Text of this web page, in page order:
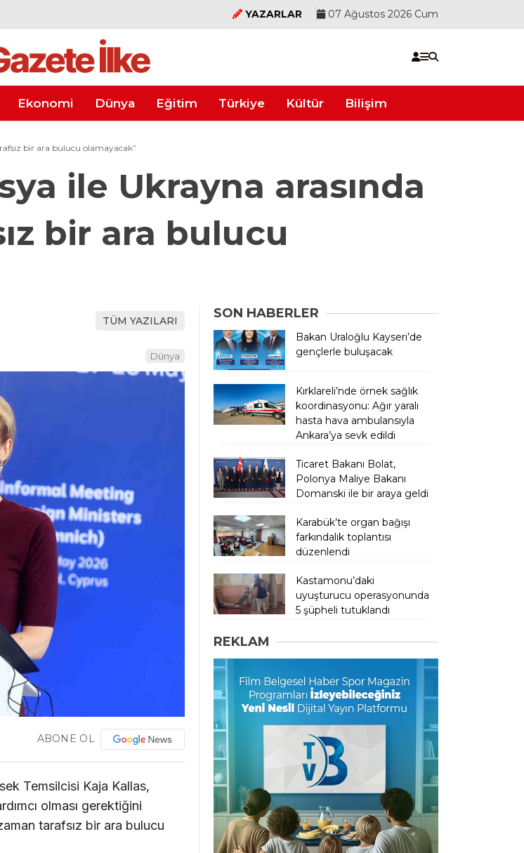
YAZARLAR 07 Ağustos 2026 Cum
Ekonomi Dünya Eğitim Türkiye Kültür Bilişim
bir ara bulucu olamayacak”
ile Ukrayna arasında
bir ara bulucu
TÜM YAZILARI
Dünya
ABONE OL
Temsilcisi Kaja Kallas,
olması gerektiğini
tarafsız bir ara bulucu
SON HABERLER
Bakan Uraloğlu Kayseri’de
gençlerle buluşacak
Kırklareli’nde örnek sağlık
koordinasyonu: Ağır yaralı
hasta hava ambulansıyla
Ankara’ya sevk edildi
Ticaret Bakanı Bolat,
Polonya Maliye Bakanı
Domanski ile bir araya geldi
Karabük’te organ bağışı
farkındalık toplantısı
düzenlendi
Kastamonu’daki
uyuşturucu operasyonunda
5 şüpheli tutuklandı
REKLAM